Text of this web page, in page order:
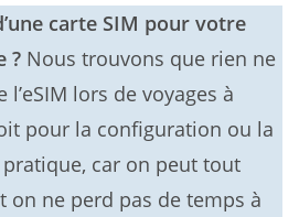
carte SIM pour votre
? Nous trouvons que rien ne
lors de voyages à
pour la configuration ou la
pratique, car on peut tout
on ne perd pas de temps à